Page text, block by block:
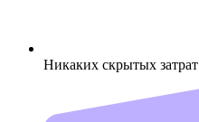
Никаких скрытых затрат